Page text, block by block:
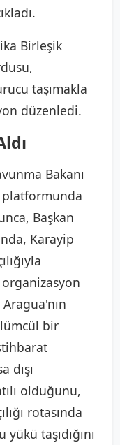
Birleşik
taşımakla
düzenledi.
Bakanı
platformunda
Başkan
Karayip
bir
dışı
olduğunu,
rotasında
taşıdığını